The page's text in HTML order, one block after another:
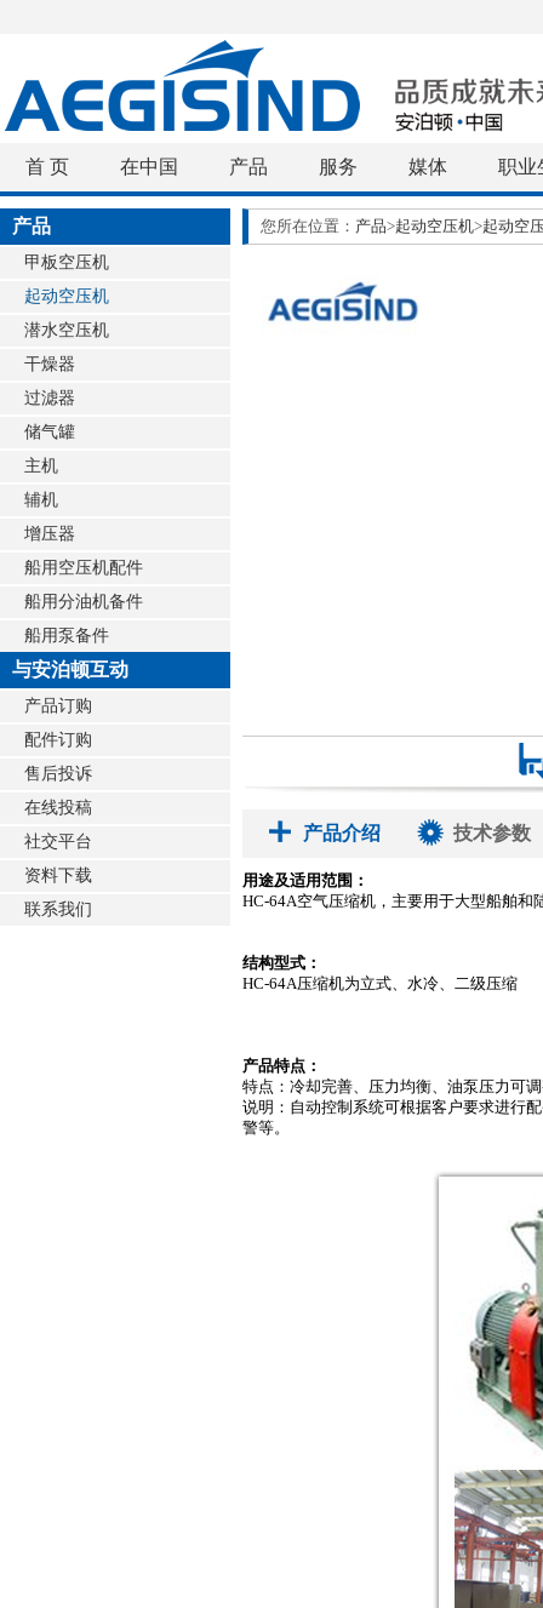
首 页 在中国 产品 服务 媒体 职业
产品
甲板空压机
起动空压机
潜水空压机
干燥器
过滤器
储气罐
主机
辅机
增压器
船用空压机配件
船用分油机备件
船用泵备件
与安泊顿互动
产品订购
配件订购
售后投诉
在线投稿
社交平台
资料下载
联系我们
您所在位置： 产品>起动空压机>起动空
产品介绍 技术参数
用途及适用范围：
HC-64A空气压缩机，主要用于大型船舶
结构型式：
HC-64A压缩机为立式、水冷、二级压缩
产品特点：
特点：冷却完善、压力均衡、油泵压力可
说明：自动控制系统可根据客户要求进行
警等。